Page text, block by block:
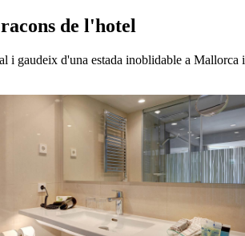
de l'hotel
i gaudeix d'una estada inoblidable a Mallorca i